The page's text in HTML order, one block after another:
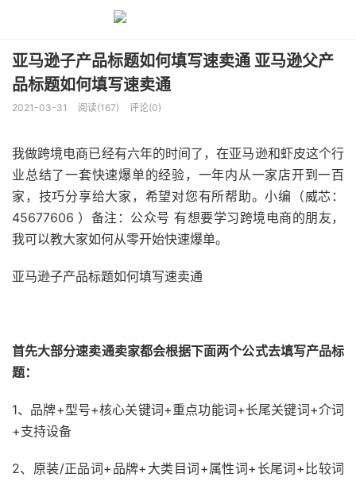
亚马逊子产品标题如何填写速卖通 亚马逊父产
品标题如何填写速卖通
2021-03-31 阅读(167) 评论(0)
我做跨境电商已经有六年的时间了，在亚马逊和虾皮这个行
业总结了一套快速爆单的经验，一年内从一家店开到一百
家，技巧分享给大家，希望对您有所帮助。小编（威芯：
45677606 ）备注：公众号 有想要学习跨境电商的朋友，
我可以教大家如何从零开始快速爆单。
亚马逊子产品标题如何填写速卖通
首先大部分速卖通卖家都会根据下面两个公式去填写产品标
题：
1、品牌+型号+核心关键词+重点功能词+长尾关键词+介词
+支持设备
2、原装/正品词+品牌+大类目词+属性词+长尾词+比较词